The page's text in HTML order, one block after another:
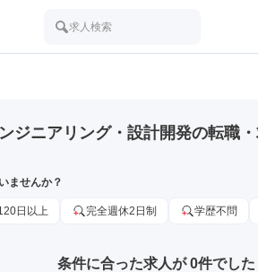
求人検索
ジニアリング・設計開発の転職
ませんか？
日以上 完全週休2日制 学歴不問
条件に合った求人が 0件でした